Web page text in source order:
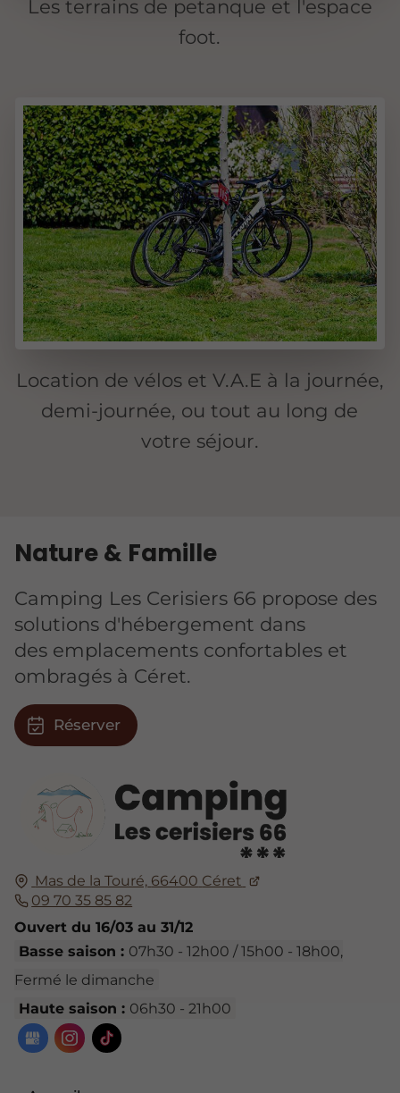
Les terrains de petanque et l'espace
foot.
Location de vélos et V.A.E à la journée,
demi-journée, ou tout au long de
votre séjour.
Mas de la Touré, 66400 Céret
09 70 35 85 82
Ouvert du 16/03 au 31/12
Basse saison : 07h30 - 12h00 / 15h00 - 18h00,
Fermé le dimanche
Haute saison : 06h30 - 21h00
Nature & Famille
Camping Les Cerisiers 66 propose des
solutions d'hébergement dans
des emplacements confortables et
ombragés à Céret.
Réserver